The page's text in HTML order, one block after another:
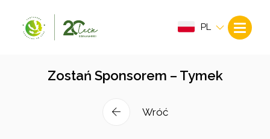
PL
Zostań Sponsorem – Tymek
Wróć